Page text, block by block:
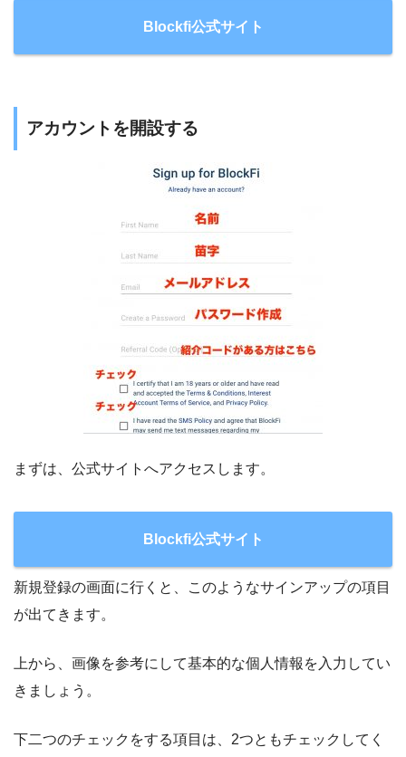
Blockfi公式サイト
アカウントを開設する
まずは、公式サイトへアクセスします。
Blockfi公式サイト
新規登録の画面に行くと、このようなサインアップの項目
が出てきます。
上から、画像を参考にして基本的な個人情報を入力してい
きましょう。
下二つのチェックをする項目は、2つともチェックしてく